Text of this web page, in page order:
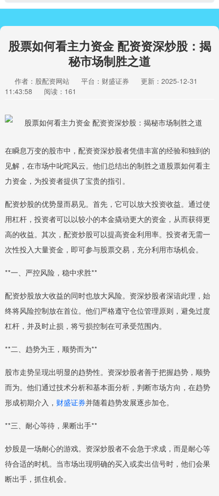
股票如何看主力资金 配资资深炒股：揭
秘市场制胜之道
作者：股配资网站 平台：财盛证券
更新：2025-12-31
11:43:58
阅读：161
在瞬息万变的股市中，配资资深炒股者凭借丰富的经验和独到的
见解，在市场中叱咤风云。他们总结出的制胜之道股票如何看主
力资金，为投资者提供了宝贵的指引。
配资炒股的优势显而易见。首先，它可以放大投资收益。通过使
用杠杆，投资者可以以较小的本金撬动更大的资金，从而获得更
高的收益。其次，配资炒股可以提高资金利用率。投资者无需一
次性投入大量资金，即可参与股票交易，充分利用市场机会。
**一、严控风险，稳中求胜**
配资炒股放大收益的同时也放大风险。资深炒股者深谙此理，始
终将风险控制放在首位。他们严格遵守仓位管理原则，避免过度
杠杆，并及时止损，将亏损控制在可承受范围内。
**二、趋势为王，顺势而为**
股市走势呈现出明显的趋势性。资深炒股者善于把握趋势，顺势
而为。他们通过技术分析和基本面分析，判断市场方向，在趋势
形成初期介入， 财盛证券并随着趋势发展逐步加仓。
**三、耐心等待，果断出手**
炒股是一场耐心的游戏。资深炒股者不会急于求成，而是耐心等
待合适的时机。当市场出现明确的买入或卖出信号时，他们会果
断出手，抓住机会。